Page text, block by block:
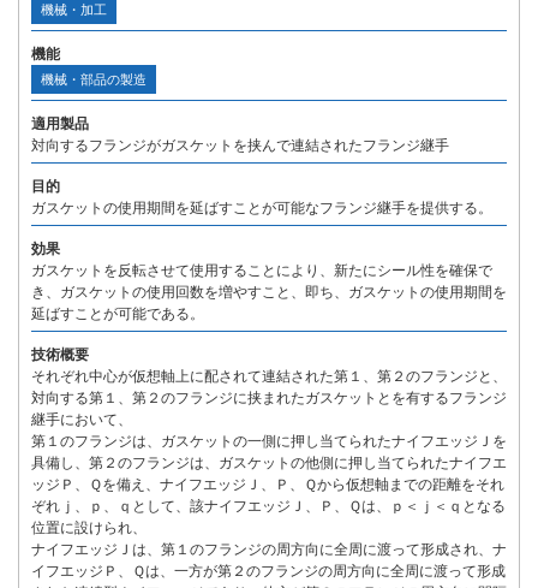
機械・加工
機能
機械・部品の製造
適用製品
対向するフランジがガスケットを挟んで連結されたフランジ継手
目的
ガスケットの使用期間を延ばすことが可能なフランジ継手を提供する。
効果
ガスケットを反転させて使用することにより、新たにシール性を確保で
き、ガスケットの使用回数を増やすこと、即ち、ガスケットの使用期間を
延ばすことが可能である。
技術概要
それぞれ中心が仮想軸上に配されて連結された第１、第２のフランジと、
対向する第１、第２のフランジに挟まれたガスケットとを有するフランジ
継手において、
第１のフランジは、ガスケットの一側に押し当てられたナイフエッジＪを
具備し、第２のフランジは、ガスケットの他側に押し当てられたナイフエ
ッジＰ、Ｑを備え、ナイフエッジＪ、Ｐ、Ｑから仮想軸までの距離をそれ
ぞれｊ、ｐ、ｑとして、該ナイフエッジＪ、Ｐ、Ｑは、ｐ＜ｊ＜ｑとなる
位置に設けられ、
ナイフエッジＪは、第１のフランジの周方向に全周に渡って形成され、ナ
イフエッジＰ、Ｑは、一方が第２のフランジの周方向に全周に渡って形成